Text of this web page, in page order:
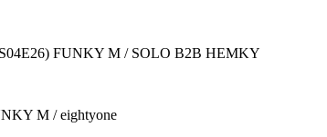
FUNKY M / SOLO B2B HEMKY
M / eightyone